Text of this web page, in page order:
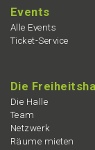
Events
Alle Events
Ticket-Service
Die
Die Halle
Team
Netzwerk
Räume mieten